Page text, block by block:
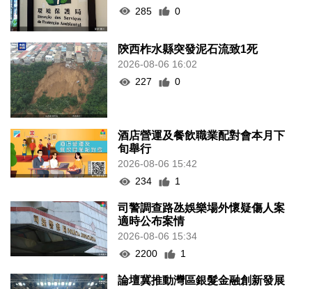
285
0
陝西柞水縣突發泥石流致1死
2026-08-06 16:02
227
0
酒店營運及餐飲職業配對會本月下
旬舉行
2026-08-06 15:42
234
1
司警調查路氹娛樂場外懷疑傷人案
適時公布案情
2026-08-06 15:34
2200
1
論壇冀推動灣區銀髮金融創新發展